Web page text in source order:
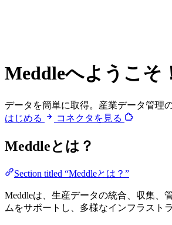
Meddleへようこそ
データを簡単に取得。産業データ管理
はじめる
コネクタを見る
Meddleとは？
Section titled “Meddleとは？”
Meddleは、生産データの統合、収集、
ムをサポートし、多様なインフラスト